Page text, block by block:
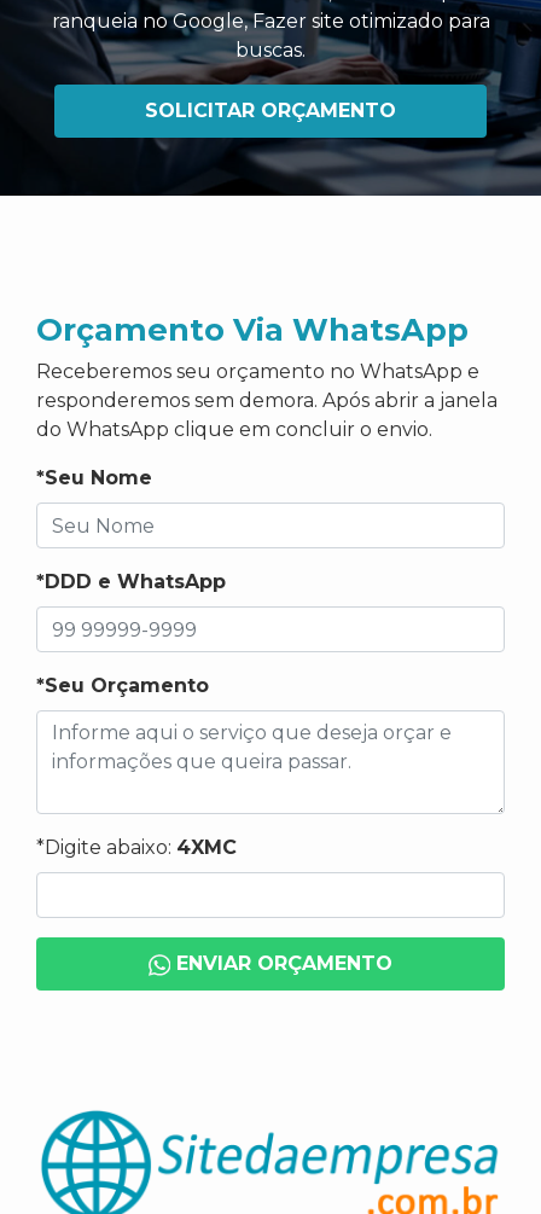
ranqueia no Google,Fazer site otimizado para
buscas.
SOLICITAR ORÇAMENTO
Orçamento Via WhatsApp
Receberemos seu orçamento no WhatsApp e
responderemos sem demora. Após abrir a janela
do WhatsApp clique em concluir o envio.
*Seu Nome
*DDD e WhatsApp
*Seu Orçamento
*Digite abaixo: 4XMC
ENVIAR ORÇAMENTO